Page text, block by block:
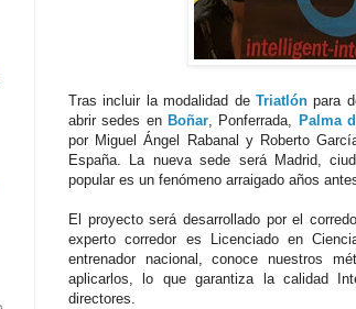
Tras incluir la modalidad de Triatlónpara
abrir sedes en Boñar, Ponferrada, Palma
por Miguel Ángel Rabanal y Roberto
España. La nueva sede será Madrid,
popular es un fenómeno arraigado años
El proyecto será desarrollado por el
experto corredor es Licenciado en
entrenador nacional, conoce nuestros
aplicarlos, lo que garantiza la calidad
directores.